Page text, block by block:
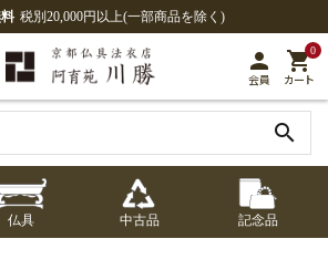
税別20,000円以上(一部商品を除く)
person
会員
0
shopping_cart
カート
search
記念品
仏具 中古品